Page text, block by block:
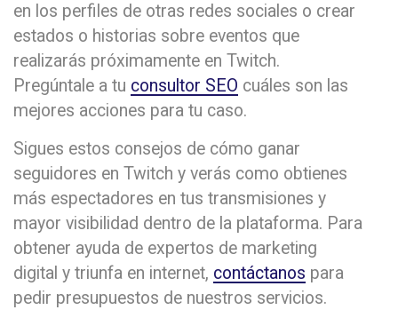
en los perfiles de otras redes sociales o crear
estados o historias sobre eventos que
realizarás próximamente en Twitch.
Pregúntale a tu consultor SEO cuáles son las
mejores acciones para tu caso.
Sigues estos consejos de cómo ganar
seguidores en Twitch y verás como obtienes
más espectadores en tus transmisiones y
mayor visibilidad dentro de la plataforma. Para
obtener ayuda de expertos de marketing
digital y triunfa en internet, contáctanos para
pedir presupuestos de nuestros servicios.